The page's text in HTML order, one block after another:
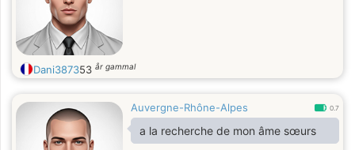
Dani387353 år gammal
Auvergne-Rhône-Alpes 0.7
a la recherche de mon âme sœurs